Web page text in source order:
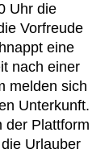
Uhr die
Vorfreude
eine
nach einer
melden sich
Unterkunft.
der Plattform
Urlauber